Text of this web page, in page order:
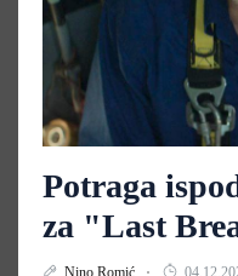
Potraga
za "Last
Nino Romić